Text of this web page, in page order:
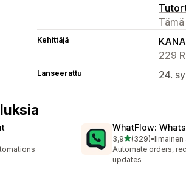
Kehittäjä
229
Lanseerattu 24.
WhatFlow:
3,9/ 5 tähteä
(329)
329 arvostelua
•Ilmainen
Automate orders,
updates